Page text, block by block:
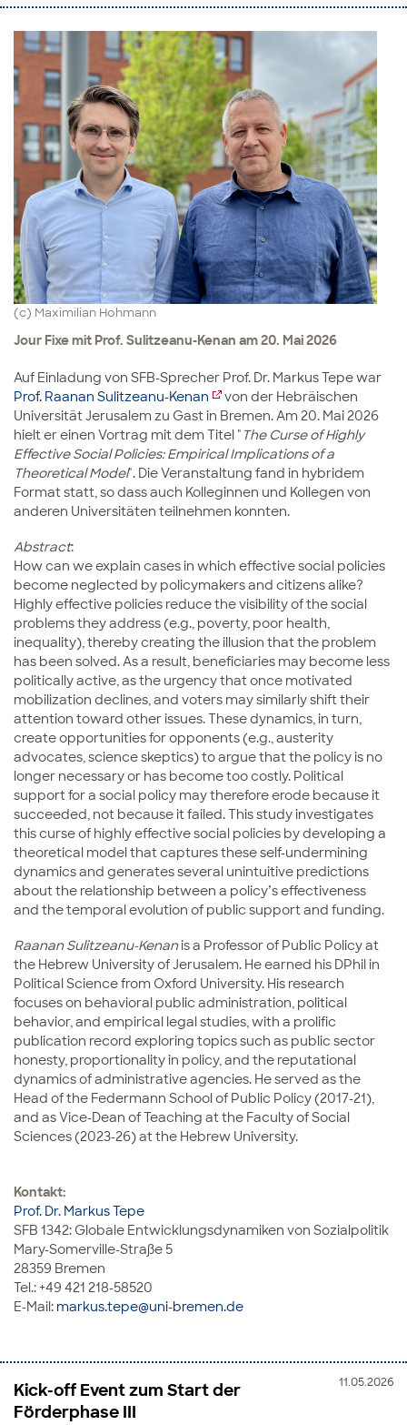
(c) Maximilian Hohmann
Jour Fixe mit Prof. Sulitzeanu-Kenan am 20. Mai 2026
Auf Einladung von SFB-Sprecher Prof. Dr. Markus Tepe war
Prof. Raanan Sulitzeanu-Kenan
von der Hebräischen
Universität Jerusalem zu Gast in Bremen. Am 20. Mai 2026
hielt er einen Vortrag mit dem Titel " The Curse of Highly
Effective Social Policies: Empirical Implications of a
Theoretical Model". Die Veranstaltung fand in hybridem
Format statt, so dass auch Kolleginnen und Kollegen von
anderen Universitäten teilnehmen konnten.
Abstract:
How can we explain cases in which effective social policies
become neglected by policymakers and citizens alike?
Highly effective policies reduce the visibility of the social
problems they address (e.g., poverty, poor health,
inequality), thereby creating the illusion that the problem
has been solved. As a result, beneficiaries may become less
politically active, as the urgency that once motivated
mobilization declines, and voters may similarly shift their
attention toward other issues. These dynamics, in turn,
create opportunities for opponents (e.g., austerity
advocates, science skeptics) to argue that the policy is no
longer necessary or has become too costly. Political
support for a social policy may therefore erode because it
succeeded, not because it failed. This study investigates
this curse of highly effective social policies by developing a
theoretical model that captures these self-undermining
dynamics and generates several unintuitive predictions
about the relationship between a policy’s effectiveness
and the temporal evolution of public support and funding.
Raanan Sulitzeanu-Kenanis a Professor of Public Policy at
the Hebrew University of Jerusalem. He earned his DPhil in
Political Science from Oxford University. His research
focuses on behavioral public administration, political
behavior, and empirical legal studies, with a prolific
publication record exploring topics such as public sector
honesty, proportionality in policy, and the reputational
dynamics of administrative agencies. He served as the
Head of the Federmann School of Public Policy (2017-21),
and as Vice-Dean of Teaching at the Faculty of Social
Sciences (2023-26) at the Hebrew University.
Kontakt:
Prof. Dr. Markus Tepe
SFB 1342: Globale Entwicklungsdynamiken von Sozialpolitik
Mary-Somerville-Straße 5
28359 Bremen
Tel.: +49 421 218-58520
E-Mail: markus.tepe@uni-bremen.de
11.05.2026
Kick-off Event zum Start der
Förderphase III